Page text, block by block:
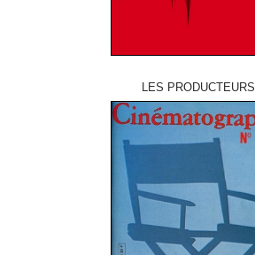
LES PRODUCTEURS